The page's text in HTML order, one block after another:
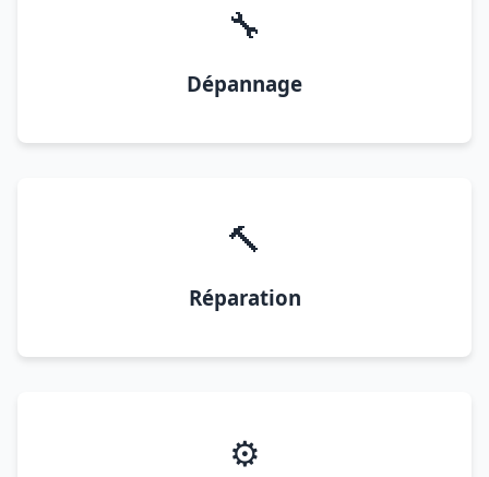
🔧
Dépannage
🔨
Réparation
⚙️